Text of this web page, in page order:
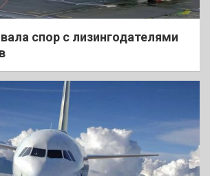
спор с лизингодателями